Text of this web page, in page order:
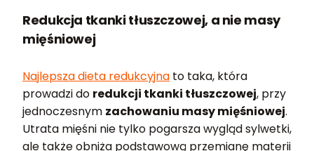
Redukcja tkanki tłuszczowej, a nie masy
mięśniowej
Najlepsza dieta redukcyjna to taka, która
prowadzi do redukcji tkanki tłuszczowej, przy
jednoczesnym zachowaniu masy mięśniowej.
Utrata mięśni nie tylko pogarsza wygląd sylwetki,
ale także obniża podstawową przemianę materii